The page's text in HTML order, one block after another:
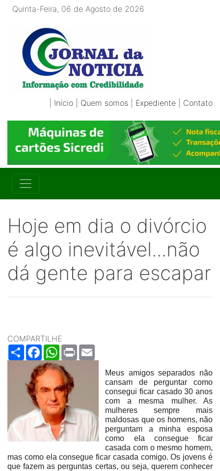
Quinta-Feira, 06 de Agosto de 2026
Início Quem somos Expediente Contato
Hoje em dia o divórcio
é algo inevitável...não
dá gente para escapar
COMPARTILHE
ShareFacebookWhatsApp
Print
Meus amigos separados não
cansam de perguntar como
consegui ficar casado 30 anos
com a mesma mulher. As
mulheres sempre mais
maldosas que os homens, não
perguntam a minha esposa
como ela consegue ficar
casada com o mesmo homem,
mas como ela consegue ficar casada comigo. Os jovens é
que fazem as perguntas certas, ou seja, querem conhecer